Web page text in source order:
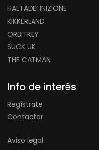
HALTADEFINIZIONE
KIKKERLAND
ORBITKEY
SUCK UK
THE CATMAN
Info de interés
Regístrate
Contactar
Aviso legal